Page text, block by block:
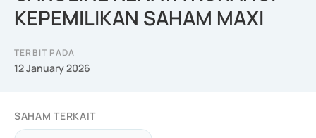
KEPEMILIKAN SAHAM MAXI
TERBIT PADA
12 January 2026
SAHAM TERKAIT